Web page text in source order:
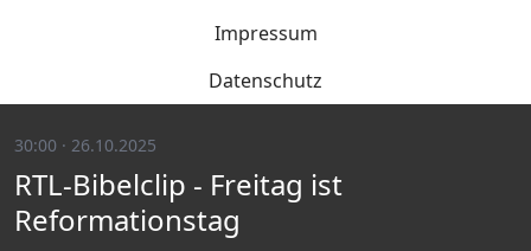
Impressum
Datenschutz
30:00 · 26.10.2025
RTL-Bibelclip - Freitag ist
Reformationstag